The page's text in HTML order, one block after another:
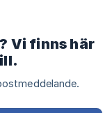
Vi finns här